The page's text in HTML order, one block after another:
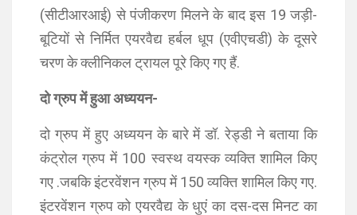
(सीटीआरआई) से पंजीकरण मिलने के बाद इस 19 जड़ी-
बूटियों से निर्मित एयरवैद्य हर्बल धूप (एवीएचडी) के दूसरे
चरण के क्लीनिकल ट्रायल पूरे किए गए हैं.
दो ग्रुप में हुआ अध्ययन-
दो ग्रुप में हुए अध्ययन के बारे में डॉ. रेड्डी ने बताया कि
कंट्रोल ग्रुप में 100 स्वस्थ वयस्क व्यक्ति शामिल किए
गए .जबकि इंटरवेंशन ग्रुप में 150 व्यक्ति शामिल किए गए.
इंटरवेंशन ग्रुप को एयरवैद्य के धुएं का दस-दस मिनट का